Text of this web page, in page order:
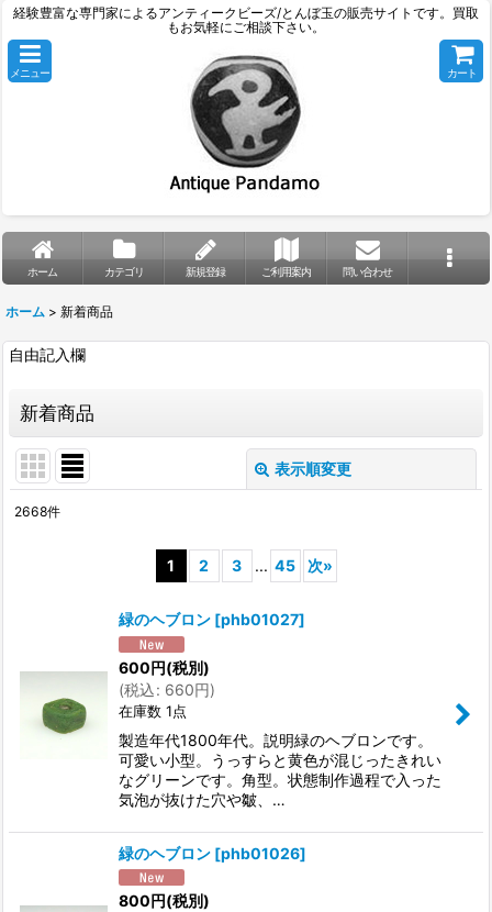
経験豊富な専門家によるアンティークビーズ/とんぼ玉の販売サイトです。買取
もお気軽にご相談下さい。
メニュー カート
ホーム カテゴリ 新規登録 ご利用案内 問い合わせ
ホーム > 新着商品
自由記入欄
新着商品
表示順変更
2668件
1 2 3 ... 45 次»
緑のヘブロン [phb01027]
600円(税別)
(税込: 660円)
在庫数 1点
製造年代1800年代。説明緑のヘブロンです。
可愛い小型。うっすらと黄色が混じったきれい
なグリーンです。角型。状態制作過程で入った
気泡が抜けた穴や皺、…
緑のヘブロン [phb01026]
800円(税別)